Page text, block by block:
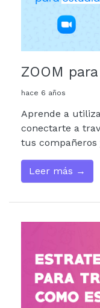
ZOOM
hace 6 años
Aprende a
conectarte a
tus compañeros
Leer más →